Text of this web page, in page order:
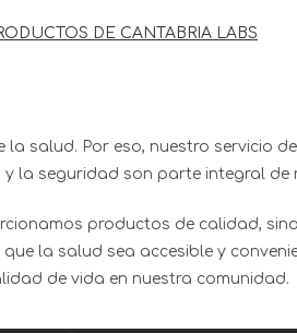
DE CANTABRIA LABS
salud. Por eso, nuestro servicio
la seguridad son parte integral de
productos de calidad,
la salud sea accesible y
de vida en nuestra comunidad.